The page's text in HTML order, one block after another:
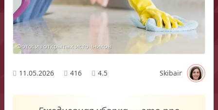
Фото: из открытых источников
11.05.2026 416 4.5 Skibair